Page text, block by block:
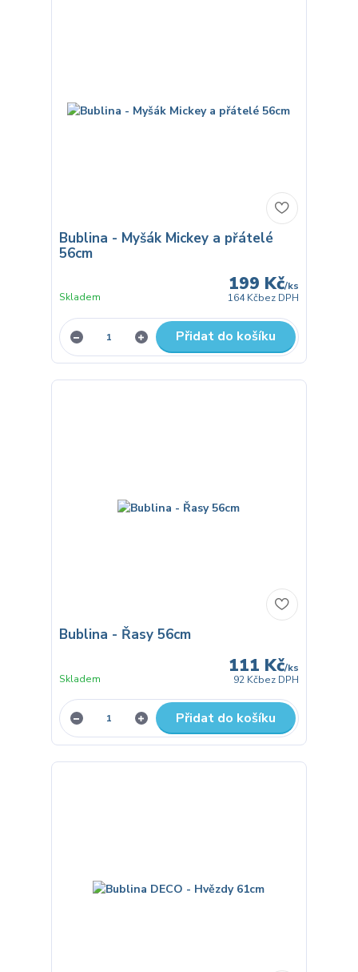
Bublina - Myšák Mickey a přátelé
56cm
199 Kč/ks
164 Kčbez DPH
Skladem
Přidat do košíku
Bublina - Řasy 56cm
111 Kč/ks
92 Kčbez DPH
Skladem
Přidat do košíku